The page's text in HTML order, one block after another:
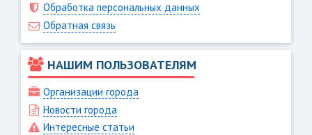
Обработка персональных данных
Обратная связь
НАШИМ ПОЛЬЗОВАТЕЛЯМ
Организации города
Новости города
Интересные статьи